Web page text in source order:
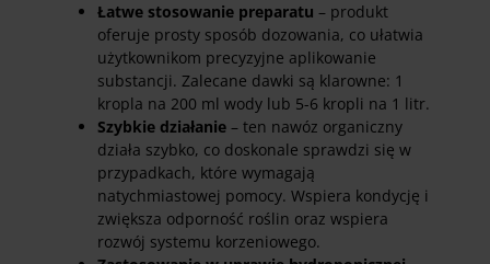
Łatwe stosowanie preparatu – produkt
oferuje prosty sposób dozowania, co ułatwia
użytkownikom precyzyjne aplikowanie
substancji. Zalecane dawki są klarowne: 1
kropla na 200 ml wody lub 5-6 kropli na 1 litr.
Szybkie działanie – ten nawóz organiczny
działa szybko, co doskonale sprawdzi się w
przypadkach, które wymagają
natychmiastowej pomocy. Wspiera kondycję i
zwiększa odporność roślin oraz wspiera
rozwój systemu korzeniowego.